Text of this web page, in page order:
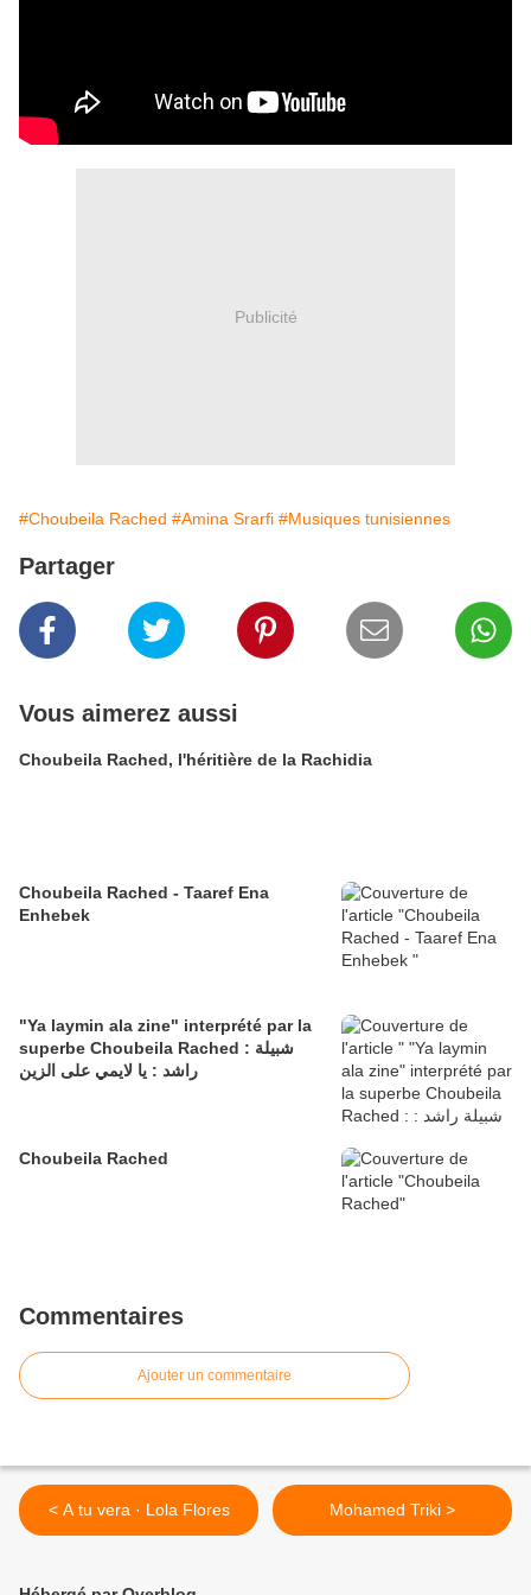
Publicité
#Choubeila Rached #Amina Srarfi #Musiques tunisiennes
Partager
Vous aimerez aussi
Choubeila Rached, l'héritière de la Rachidia
Choubeila Rached - Taaref Ena
Enhebek
"Ya laymin ala zine" interprété par la
superbe Choubeila Rached : شبيلة
راشد : يا لايمي على الزين
Choubeila Rached
Commentaires
Ajouter un commentaire
< A tu vera · Lola Flores Mohamed Triki >